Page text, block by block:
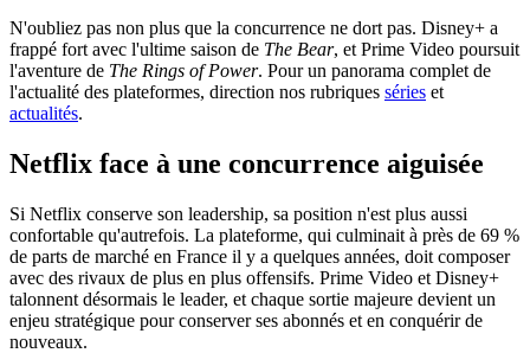
N'oubliez pas non plus que la concurrence ne dort pas. Disney+ a
frappé fort avec l'ultime saison de The Bear, et Prime Video poursuit
l'aventure de The Rings of Power. Pour un panorama complet de
l'actualité des plateformes, direction nos rubriques séries et
actualités.
Netflix face à une concurrence aiguisée
Si Netflix conserve son leadership, sa position n'est plus aussi
confortable qu'autrefois. La plateforme, qui culminait à près de 69 %
de parts de marché en France il y a quelques années, doit composer
avec des rivaux de plus en plus offensifs. Prime Video et Disney+
talonnent désormais le leader, et chaque sortie majeure devient un
enjeu stratégique pour conserver ses abonnés et en conquérir de
nouveaux.